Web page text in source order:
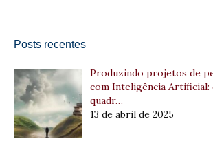
Posts recentes
Produzindo projetos de
com Inteligência Artificial:
quadr…
13 de abril de 2025